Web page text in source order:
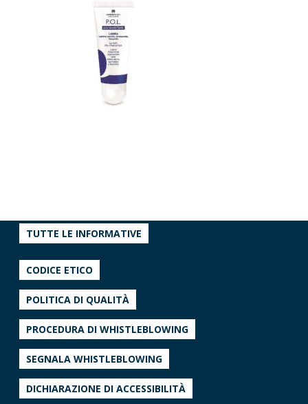
TUTTE LE INFORMATIVE
CODICE ETICO
POLITICA DI QUALITÀ
PROCEDURA DI WHISTLEBLOWING
SEGNALA WHISTLEBLOWING
DICHIARAZIONE DI ACCESSIBILITÀ